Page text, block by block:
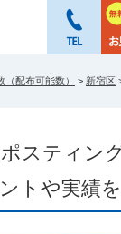
配布可能数） > 新宿区
スティン
トや実績を